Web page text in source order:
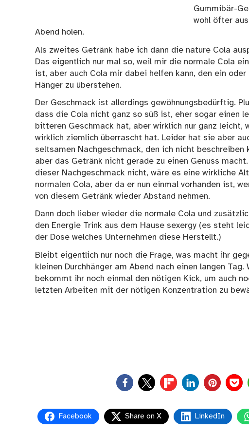
Gummibär-
wohl öfter
Abend holen.
Als zweites Getränk habe ich dann die nature Cola
Das eigentlich nur mal so, weil mir die normale Cola
ist, aber auch Cola mir dabei helfen kann, den ein oder
Hänger zu überstehen.
Der Geschmack ist allerdings gewöhnungsbedürftig.
dass die Cola nicht ganz so süß ist, eher sogar einen
bitteren Geschmack hat, aber wirklich nur ganz leicht,
wirklich ziemlich überrascht hat. Leider hat sie aber
seltsamen Nachgeschmack, den ich nicht beschreiben
aber das Getränk nicht gerade zu einen Genuss
dieser Nachgeschmack nicht, wäre es eine wirkliche
normalen Cola, aber da er nun einmal vorhanden ist,
von diesem Getränk wieder Abstand nehmen.
Dann doch lieber wieder die normale Cola und
den Energie Trink aus dem Hause sexergy (es steht
der Dose welches Unternehmen diese Herstellt.)
Bleibt eigentlich nur noch die Frage, was macht ihr
kleinen Durchhänger am Abend nach einen langen Tag.
bekommt ihr noch einmal den nötigen Kick, um auch
letzten Arbeiten mit der nötigen Konzentration zu
0
Facebook Share on X LinkedIn